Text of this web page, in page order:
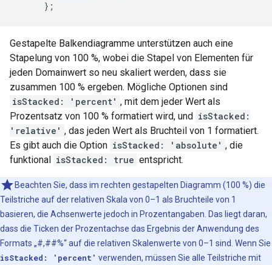
Gestapelte Balkendiagramme unterstützen auch eine
Stapelung von 100 %, wobei die Stapel von Elementen für
jeden Domainwert so neu skaliert werden, dass sie
zusammen 100 % ergeben. Mögliche Optionen sind
isStacked: 'percent' , mit dem jeder Wert als
Prozentsatz von 100 % formatiert wird, und isStacked:
'relative' , das jeden Wert als Bruchteil von 1 formatiert.
Es gibt auch die Option isStacked: 'absolute' , die
funktional isStacked: true entspricht.
Beachten Sie, dass im rechten gestapelten Diagramm (100 %) die
Teilstriche auf der relativen Skala von 0–1 als Bruchteile von 1
basieren, die Achsenwerte jedoch in Prozentangaben. Das liegt daran,
dass die Ticken der Prozentachse das Ergebnis der Anwendung des
Formats „#,##%“ auf die relativen Skalenwerte von 0–1 sind. Wenn Sie
isStacked: 'percent' verwenden, müssen Sie alle Teilstriche mit